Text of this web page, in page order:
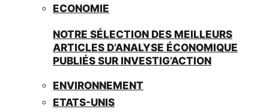
ECONOMIE
NOTRE SÉLECTION DES MEILLEURS
ARTICLES D’ANALYSE ÉCONOMIQUE
PUBLIÉS SUR INVESTIG’ACTION
ENVIRONNEMENT
ETATS-UNIS